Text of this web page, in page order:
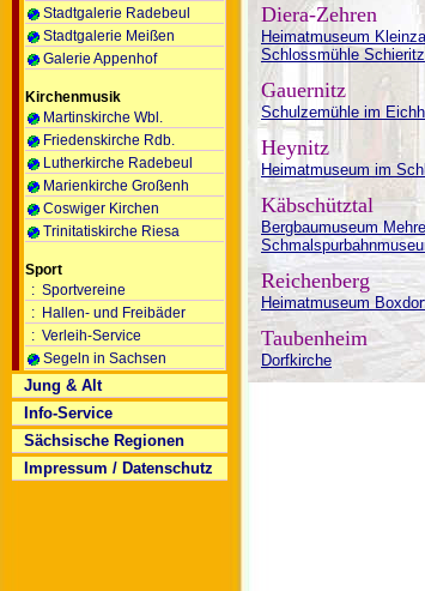
Stadtgalerie Radebeul
Stadtgalerie Meißen
Galerie Appenhof
Kirchenmusik
Martinskirche Wbl.
Friedenskirche Rdb.
Lutherkirche Radebeul
Marienkirche Großenh
Coswiger Kirchen
Trinitatiskirche Riesa
Sport
: Sportvereine
: Hallen- und Freibäder
: Verleih-Service
Segeln in Sachsen
Jung & Alt
Info-Service
Sächsische Regionen
Impressum / Datenschutz
Diera-Zehren
Heimatmuseum
Schlossmühle Schieritz
Gauernitz
Schulzemühle im
Heynitz
Heimatmuseum im
Käbschütztal
Bergbaumuseum
Reichenberg
Heimatmuseum
Taubenheim
Dorfkirche